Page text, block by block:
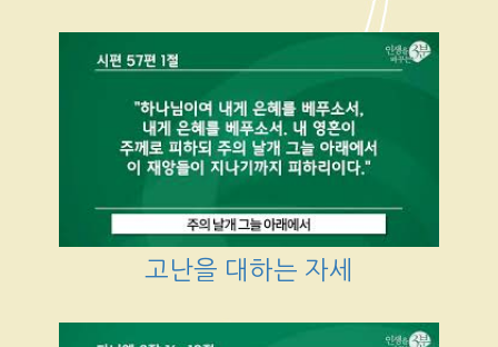
고난을 대하는 자세